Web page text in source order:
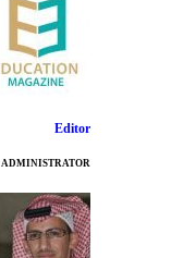
Editor
ADMINISTRATOR